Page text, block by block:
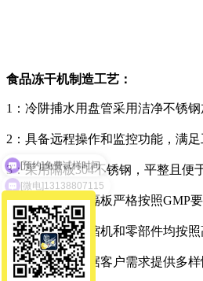
食品冻干机制造工艺：
1：冷阱捕水用盘管采用洁净不锈钢
2：具备远程操作和监控功能，满足
3：采用隔板304不锈钢，平整且便
4：冻干箱体和隔板严格按照GMP
5：制冷系统压缩机和零部件均按
6：真空系统根据客户需求提供多
[微电]13138807115